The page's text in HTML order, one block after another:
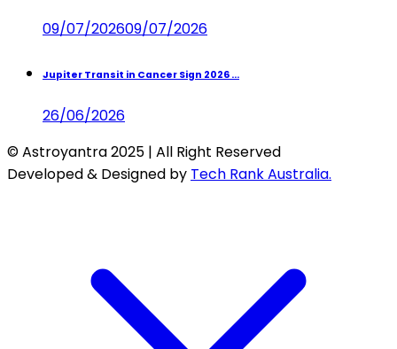
09/07/202609/07/2026
Jupiter Transit in Cancer Sign 2026 ...
26/06/2026
© Astroyantra 2025 | All Right Reserved
Developed & Designed by Tech Rank Australia.